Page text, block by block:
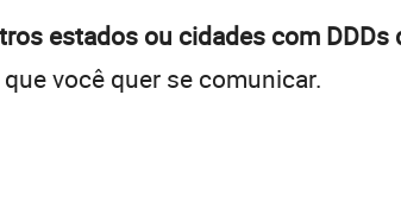
estados ou cidades com DDDs
você quer se comunicar.